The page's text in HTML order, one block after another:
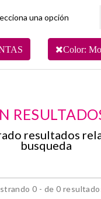
Color:
resultados
busqueda
0 - de 0